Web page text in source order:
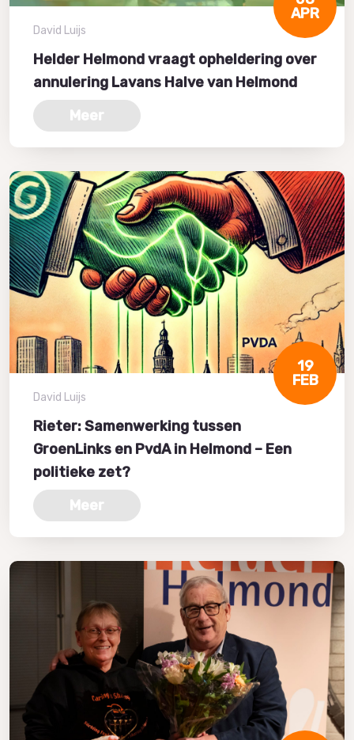
APR
David Luijs
Helder Helmond vraagt opheldering over
annulering Lavans Halve van Helmond
Meer
19
FEB
David Luijs
Rieter: Samenwerking tussen
GroenLinks en PvdA in Helmond – Een
politieke zet?
Meer